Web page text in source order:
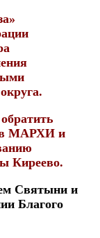
МАРХИ и
Киреево.
Святыни и
Благого